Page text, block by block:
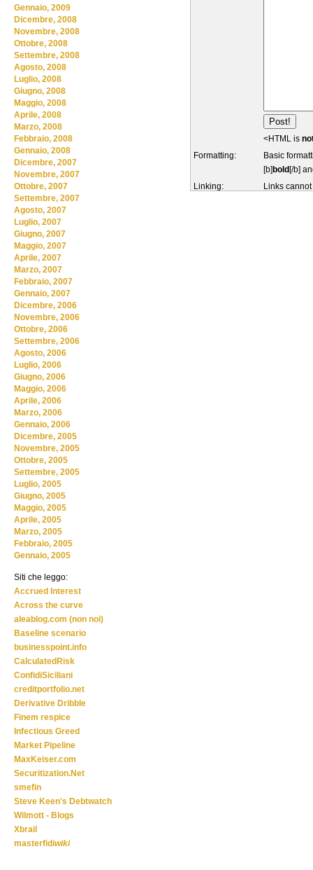
<HTML is
Formatting:
Basic
[b] bold [/b]
Linking:
Links
Gennaio, 2009
Dicembre, 2008
Novembre, 2008
Ottobre, 2008
Settembre, 2008
Agosto, 2008
Luglio, 2008
Giugno, 2008
Maggio, 2008
Aprile, 2008
Marzo, 2008
Febbraio, 2008
Gennaio, 2008
Dicembre, 2007
Novembre, 2007
Ottobre, 2007
Settembre, 2007
Agosto, 2007
Luglio, 2007
Giugno, 2007
Maggio, 2007
Aprile, 2007
Marzo, 2007
Febbraio, 2007
Gennaio, 2007
Dicembre, 2006
Novembre, 2006
Ottobre, 2006
Settembre, 2006
Agosto, 2006
Luglio, 2006
Giugno, 2006
Maggio, 2006
Aprile, 2006
Marzo, 2006
Gennaio, 2006
Dicembre, 2005
Novembre, 2005
Ottobre, 2005
Settembre, 2005
Luglio, 2005
Giugno, 2005
Maggio, 2005
Aprile, 2005
Marzo, 2005
Febbraio, 2005
Gennaio, 2005
Siti che leggo:
Accrued Interest
Across the curve
aleablog.com (non noi)
Baseline scenario
businesspoint.info
CalculatedRisk
ConfidiSiciliani
creditportfolio.net
Derivative Dribble
Finem respice
Infectious Greed
Market Pipeline
MaxKeiser.com
Securitization.Net
smefin
Steve Keen's Debtwatch
Wilmott - Blogs
Xbrail
masterfidiwiki